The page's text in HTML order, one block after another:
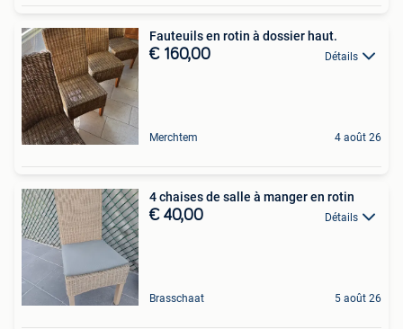
Fauteuils en rotin à dossier haut.
€ 160,00 Détails
Merchtem 4 août 26
4 chaises de salle à manger en rotin
€ 40,00 Détails
Brasschaat 5 août 26